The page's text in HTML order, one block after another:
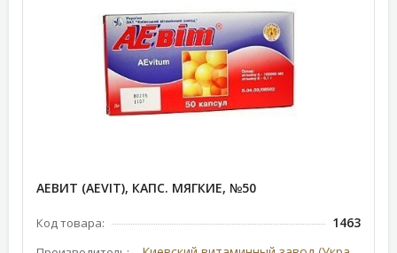
АЕВИТ (AEVIT), КАПС. МЯГКИЕ, №50
Код товара: 1463